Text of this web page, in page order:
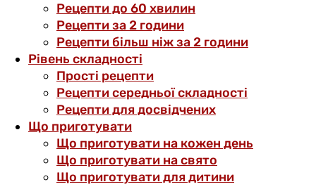
Рецепти до 60 хвилин
Рецепти за 2 години
Рецепти більш ніж за 2 години
Рівень складності
Прості рецепти
Рецепти середньої складності
Рецепти для досвідчених
Що приготувати
Що приготувати на кожен день
Що приготувати на свято
Що приготувати для дитини